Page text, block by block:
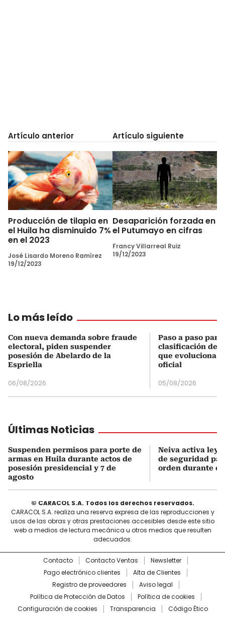
Artículo anterior
Producción de tilapia en
el Huila ha disminuido 7%
en el 2023
José Lisardo Moreno Ramírez
19/12/2023
Artículo siguiente
Desaparición forzada en
el Putumayo en cifras
Francy Villarreal Ruiz
19/12/2023
Lo más leído
Con nueva demanda sobre fraude
electoral, piden suspender
posesión de Abelardo de la
Espriella
06/08/2026
Paso a paso
clasificación del
que evoluciona
oficial
05/08/2026
Últimas Noticias
Suspenden permisos para porte de
armas en Huila durante actos de
posesión presidencial y 7 de
agosto
Neiva activa ley
de seguridad
orden durante el
© CARACOL S.A. Todos los derechos reservados.
CARACOL S.A. realiza una reserva expresa de las reproducciones y
usos de las obras y otras prestaciones accesibles desde este sitio
web a medios de lectura mecánica u otros medios que resulten
adecuados.
Contacto Contacto Ventas
Newsletter
Pago electrónico clientes
Alta de Clientes
Registro de proveedores
Aviso legal
Política de Protección de Datos
Política de cookies
Configuración de cookies
Transparencia Código Ético